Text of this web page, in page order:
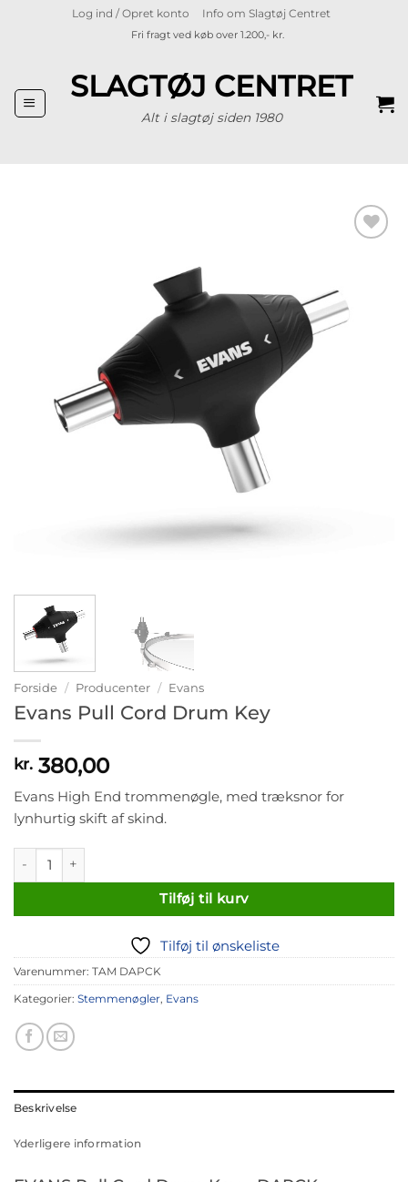
Log ind / Opret konto Info om Slagtøj Centret
Fri fragt ved køb over 1.200,- kr.
SLAGTØJ CENTRET
Alt i slagtøj siden 1980
Forside / Producenter / Evans
Evans Pull Cord Drum Key
kr. 380,00
Evans High End trommenøgle, med træksnor for
lynhurtig skift af skind.
Tilføj til kurv
Tilføj til ønskeliste
Varenummer: TAM DAPCK
Kategorier: Stemmenøgler Evans
Beskrivelse
Yderligere information